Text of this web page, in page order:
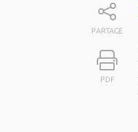
PARTAGE
PDF